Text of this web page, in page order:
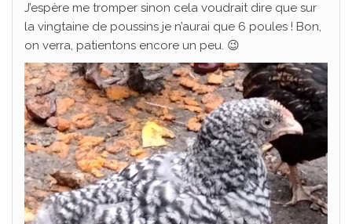
J’espère me tromper sinon cela voudrait dire que sur
la vingtaine de poussins je n’aurai que 6 poules ! Bon,
on verra, patientons encore un peu. 😉